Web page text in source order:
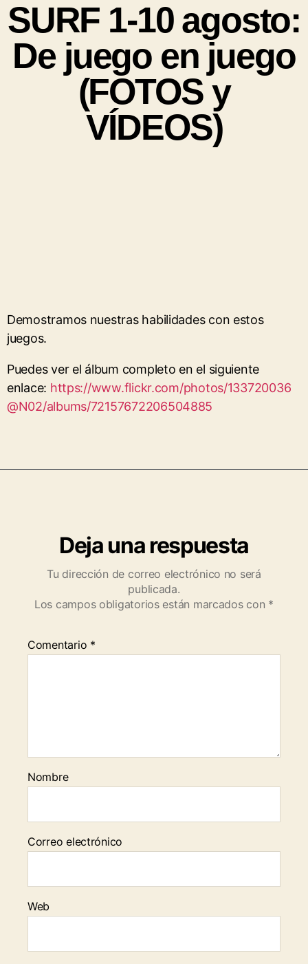
SURF 1-10 agosto:
De juego en juego
(FOTOS y
VÍDEOS)
Demostramos nuestras habilidades con estos
juegos.
Puedes ver el álbum completo en el siguiente
enlace: https://www.flickr.com/photos/133720036
@N02/albums/72157672206504885
Deja una respuesta
Tu dirección de correo electrónico no será
publicada.
Los campos obligatorios están marcados con *
Comentario *
Nombre
Correo electrónico
Web